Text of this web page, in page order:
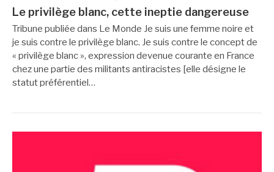
Le privilège blanc, cette ineptie dangereuse
Tribune publiée dans Le Monde Je suis une femme noire et
je suis contre le privilège blanc. Je suis contre le concept de
« privilège blanc », expression devenue courante en France
chez une partie des militants antiracistes [elle désigne le
statut préférentiel…